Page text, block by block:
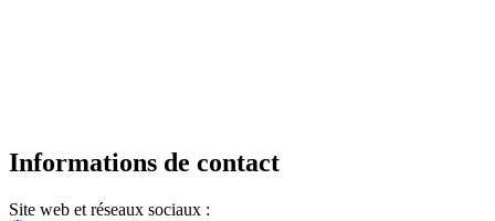
Informations de contact
Site web et réseaux sociaux :